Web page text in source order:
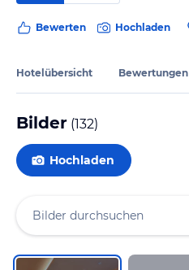
Bewerten Hochladen
Hotelübersicht Bewertungen
Bilder (132)
Hochladen